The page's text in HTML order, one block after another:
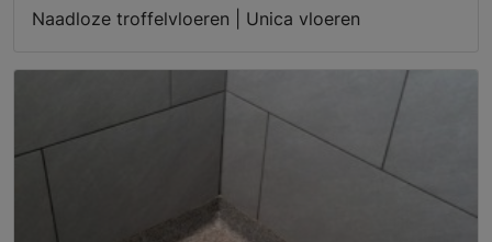
Naadloze troffelvloeren | Unica vloeren